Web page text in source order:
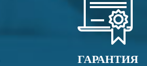
ГАРАНТИЯ